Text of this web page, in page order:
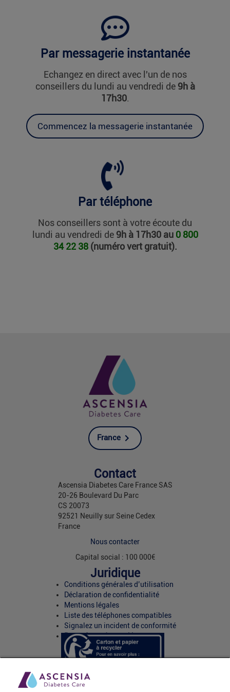
au vendredi de 9h à 17h30 au 0 800 34 22 38
(numéro vert gratuit).
Par messagerie instantanée
Echangez en direct avec l'un de nos
conseillers du lundi au vendredi de 9h à
17h30.
Commencez la messagerie instantanée
Par téléphone
Nos conseillers sont à votre écoute du
lundi au vendredi de 9h à 17h30 au 0 800
34 22 38(numéro vert gratuit).
France
Contact
Ascensia Diabetes Care France SAS
20-26 Boulevard Du Parc
CS 20073
92521 Neuilly sur Seine Cedex
France
Nous contacter
Capital social : 100 000€
Juridique
Conditions générales d’utilisation
Déclaration de confidentialité
Mentions légales
Liste des téléphones compatibles
Signalez un incident de conformité
Paramètres des cookies